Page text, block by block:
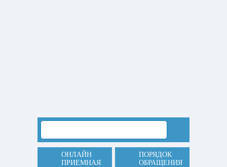
ОНЛАЙН
ПРИЕМНАЯ
ПОРЯДОК
ОБРАЩЕНИЯ